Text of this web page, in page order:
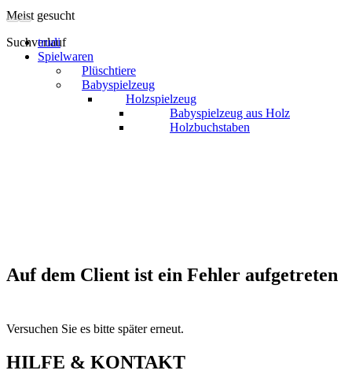
Meist gesucht
Suchverlauf
trudi
Spielwaren
Plüschtiere
Babyspielzeug
Holzspielzeug
Babyspielzeug aus Holz
Holzbuchstaben
Auf dem Client ist ein Fehler aufgetreten
Versuchen Sie es bitte später erneut.
HILFE & KONTAKT